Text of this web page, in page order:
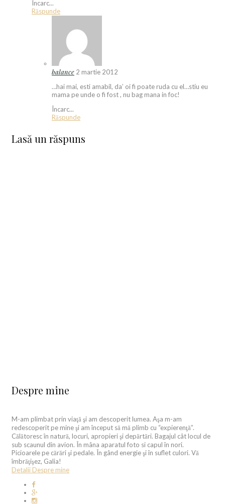
Încarc...
Răspunde
balance 2 martie 2012
…hai mai, esti amabil, da’ oi fi poate ruda cu el…stiu eu
mama pe unde o fi fost , nu bag mana in foc!
Încarc...
Răspunde
Lasă un răspuns
Despre mine
M-am plimbat prin viaţă şi am descoperit lumea. Aşa m-am
redescoperit pe mine şi am început să mă plimb cu “expierenţă”.
Călătoresc în natură, locuri, apropieri şi depărtări. Bagajul cât locul de
sub scaunul din avion. În mâna aparatul foto si capul în nori.
Picioarele pe cărări şi pedale. În gând energie şi în suflet culori. Vă
îmbrăţişez, Galia!
Detalii Despre mine